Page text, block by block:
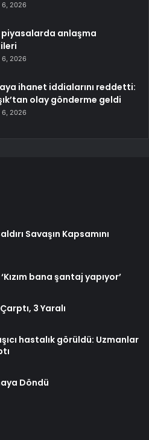
6, 2026
piyasalarda anlaşma
6, 2026
ihanet iddialarını reddetti:
olay gönderme geldi
6, 2026
Savaşın Kapsamını
bana şantaj yapıyor’
3 Yaralı
hastalık görüldü: Uzmanlar
Döndü